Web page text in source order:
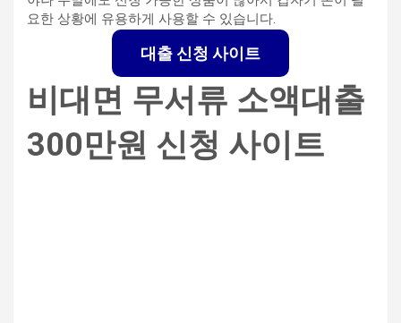
요한 상황에 유용하게 사용할 수 있습니다.
대출 신청 사이트
비대면 무서류 소액대출
300만원 신청 사이트